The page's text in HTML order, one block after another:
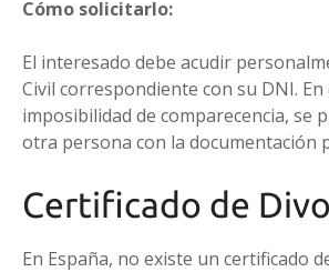
Cómo solicitarlo:
El interesado debe acudir
Civil correspondiente con su DNI. En
imposibilidad de comparecencia, se
otra persona con la documentación
Certificado de
En España, no existe un certificado